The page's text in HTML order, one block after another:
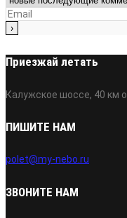
Приезжай летать
Калужское шоссе, 40 км
ПИШИТЕ НАМ
polet@my-nebo.ru
ЗВОНИТЕ НАМ